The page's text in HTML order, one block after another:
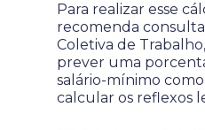
Para realizar esse
recomenda
Coletiva de
prever uma
salário-mínimo
calcular os reflexos